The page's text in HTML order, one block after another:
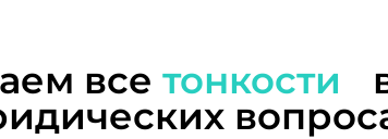
все тонкости